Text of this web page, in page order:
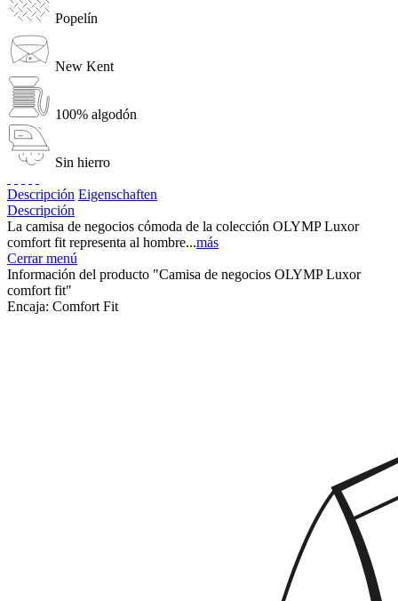
Popelín
New Kent
100% algodón
Sin hierro
Descripción Eigenschaften
Descripción
La camisa de negocios cómoda de la colección OLYMP Luxor
comfort fit representa al hombre...más
Cerrar menú
Información del producto "Camisa de negocios OLYMP Luxor
comfort fit"
Encaja: Comfort Fit